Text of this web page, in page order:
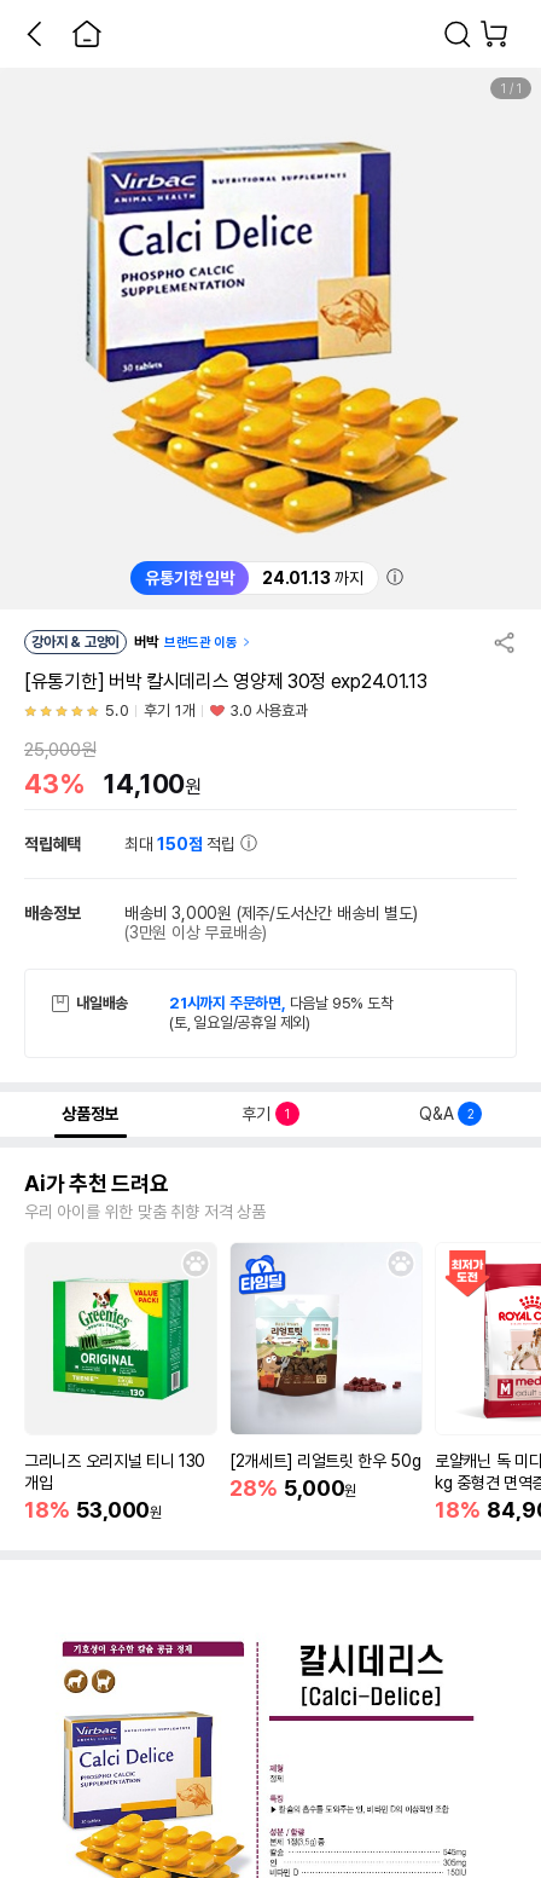
유통기한 임박 24.01.13 까지 ⓘ
1 / 1
강아지 & 고양이 버박 브랜드관 이동
[유통기한] 버박 칼시데리스 영양제 30정 exp24.01.13
5.0 후기 1개 3.0 사용효과
25,000원
43% 14,100원
적립혜택 최대150점 적립
배송정보 배송비 3,000원 (제주/도서산간 배송비 별도)
(3만원 이상 무료배송)
내일배송 21시까지 주문하면, 다음날 95% 도착
(토, 일요일/공휴일 제외)
상품정보 후기 1 Q&A 2
Ai가 추천 드려요
우리 아이를 위한 맞춤 취향 저격 상품
그리니즈 오리지널 티니 130
개입
18% 53,000원
[2개세트] 리얼트릿 한우 50g
28% 5,000원
로얄캐닌 독 미
kg 중형견 면역
18%